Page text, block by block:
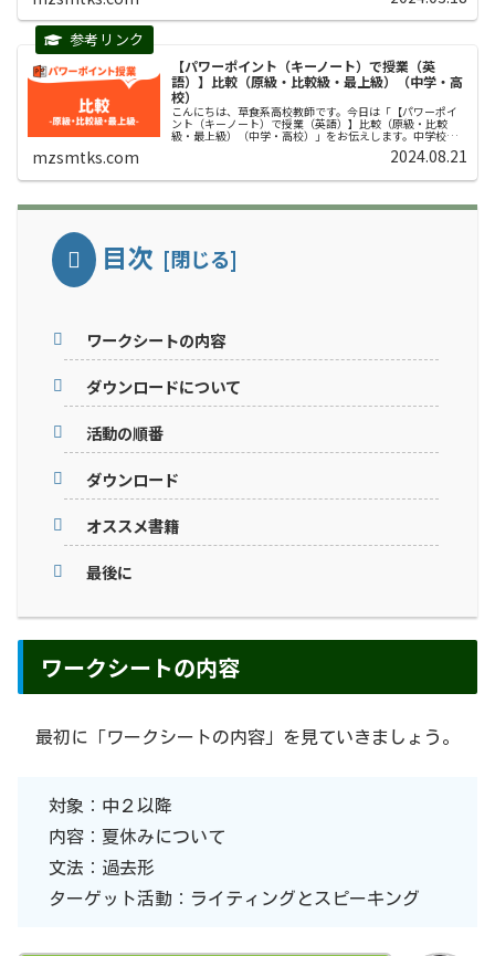
【パワーポイント（キーノート）で授業（英
語）】比較（原級・比較級・最上級）（中学・高
校）
こんにちは、草食系高校教師です。今日は「【パワーポイ
ント（キーノート）で授業（英語）】比較（原級・比較
級・最上級）（中学・高校）」をお伝えします。中学校・
高校教員のみなさん！やっとできました。。。２０名ほど
mzsmtks.com 2024.08.21
目次
ワークシートの内容
ダウンロードについて
活動の順番
ダウンロード
オススメ書籍
最後に
ワークシートの内容
最初に「ワークシートの内容」を見ていきましょう。
対象：中２以降
内容：夏休みについて
文法：過去形
ターゲット活動：ライティングとスピーキング